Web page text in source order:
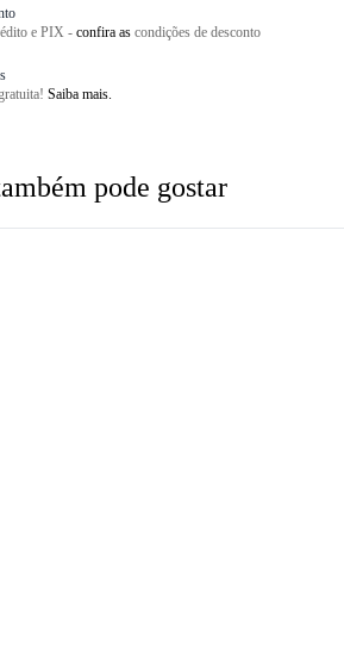
e PIX - confira as condições de desconto
Saiba mais.
pode gostar